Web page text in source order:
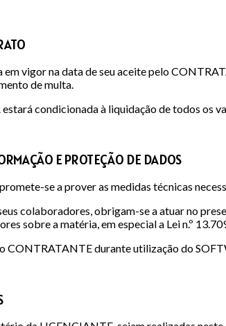
em vigor na data de seu aceite pelo
de multa.
estará condicionada à liquidação de todos os
E PROTEÇÃO DE DADOS
se a prover as medidas técnicas
colaboradores, obrigam-se a atuar no
sobre a matéria, em especial a Lei n.º
CONTRATANTE durante utilização do